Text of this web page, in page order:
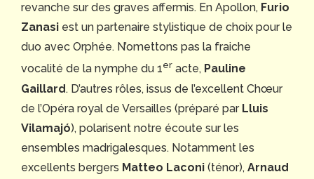
revanche sur des graves affermis. En Apollon, Furio
Zanasi est un partenaire stylistique de choix pour le
duo avec Orphée. N’omettons pas la fraiche
vocalité de la nymphe du 1er acte, Pauline
Gaillard. D’autres rôles, issus de l’excellent Chœur
de l’Opéra royal de Versailles (préparé par Lluis
Vilamajó), polarisent notre écoute sur les
ensembles madrigalesques. Notamment les
excellents bergers Matteo Laconi (ténor), Arnaud